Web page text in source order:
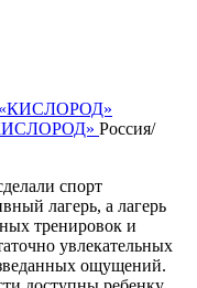
Россия/
спорт
лагерь, а лагерь
тренировок и
увлекательных
ощущений.